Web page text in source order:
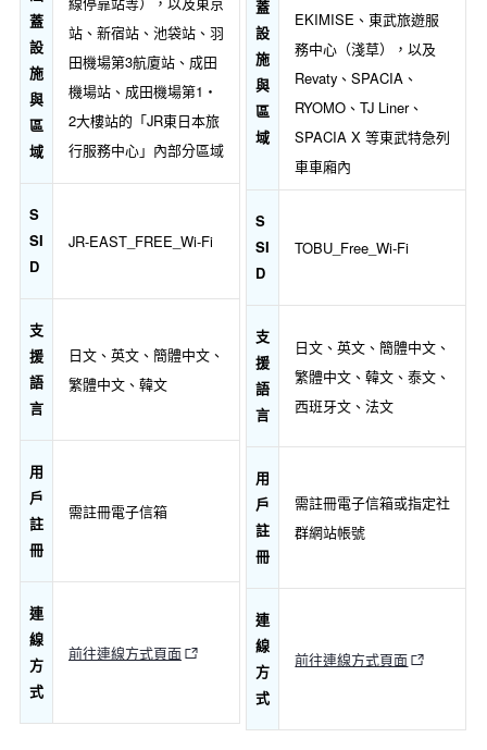
蓋
設
施
與
區
域
站、新宿站、池袋站、羽
田機場第3航廈站、成田
機場站、成田機場第1・
2大樓站的「JR東日本旅
行服務中心」內部分區域
S
SI
D
JR-EAST_FREE_Wi-Fi
支
援
語
言
日文、英文、簡體中文、
繁體中文、韓文
用
戶
註
冊
需註冊電子信箱
連
線
方
式
前往連線方式頁面
蓋
設
施
與
區
域
EKIMISE、東武旅遊服
務中心（淺草），以及
Revaty、SPACIA、
RYOMO、TJ Liner、
SPACIA X 等東武特急列
車車廂內
S
SI
D
TOBU_Free_Wi-Fi
支
援
語
言
日文、英文、簡體中文、
繁體中文、韓文、泰文、
西班牙文、法文
用
戶
註
冊
需註冊電子信箱或指定社
群網站帳號
連
線
方
式
前往連線方式頁面